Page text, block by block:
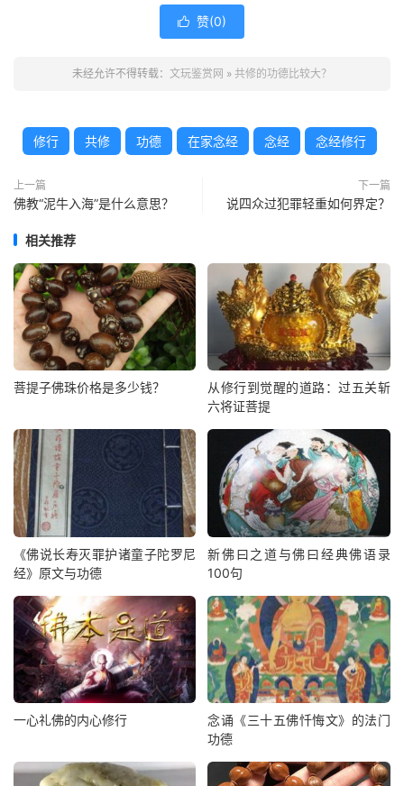
 赞(0)
未经允许不得转载： 文玩鉴赏网 » 共修的功德比较大？
修行 共修 功德 在家念经 念经 念经修行
上一篇
佛教“泥牛入海”是什么意思？
下一篇
说四众过犯罪轻重如何界定？
相关推荐
菩提子佛珠价格是多少钱？
从修行到觉醒的道路：过五关斩
六将证菩提
《佛说长寿灭罪护诸童子陀罗尼
经》原文与功德
新佛曰之道与佛曰经典佛语录
100句
一心礼佛的内心修行
念诵《三十五佛忏悔文》的法门
功德